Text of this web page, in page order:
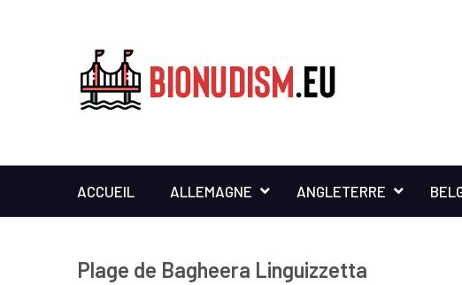
ACCUEIL ALLEMAGNE ANGLETERRE
Plage de Bagheera Linguizzetta